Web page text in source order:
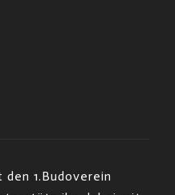
1.Budoverein